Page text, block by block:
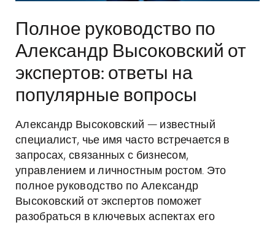
Полное руководство по
Александр Высоковский от
экспертов: ответы на
популярные вопросы
Александр Высоковский — известный
специалист, чье имя часто встречается в
запросах, связанных с бизнесом,
управлением и личностным ростом. Это
полное руководство по Александр
Высоковский от экспертов поможет
разобраться в ключевых аспектах его